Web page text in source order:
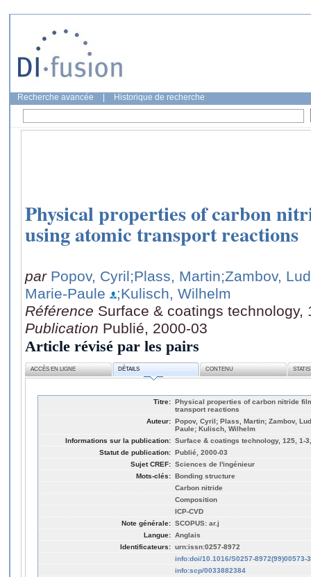
Recherche avancée Historique de recherche
Physical properties of carbon
using atomic transport reactions
par Popov, Cyril;Plass, Martin;Zambov,
Marie-Paule
;Kulisch, Wilhelm
Référence Surface & coatings technology,
Publication Publié, 2000-03
Article révisé par les pairs
ACCÈS EN LIGNE DÉTAILS CONTENU
Titre: Physical properties of carbon nitride
transport reactions
Auteur: Popov, Cyril; Plass, Martin; Zambov,
Paule; Kulisch, Wilhelm
Informations sur la publication: Surface & coatings technology, 125, 1-
Statut de publication: Publié, 2000-03
Sujet CREF: Sciences de l'ingénieur
Mots-clés: Bonding structure
Carbon nitride
Composition
ICP-CVD
Note générale: SCOPUS: ar.j
Langue: Anglais
Identificateurs: urn:issn:0257-8972
info:doi/10.1016/S0257-8972(99)00573-3
info:scp/0033882384